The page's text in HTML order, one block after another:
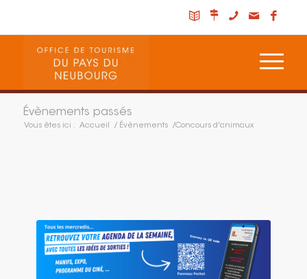
Évènements passés
Vous êtes ici : Accueil / Évènements /Concours d'animaux